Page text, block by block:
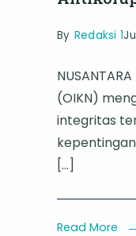
By Redaksi 1
(OIKN)
integritas
[…]
Read More